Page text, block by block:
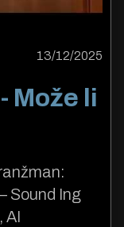
13/12/2025
Može li
Sound Ing
AI